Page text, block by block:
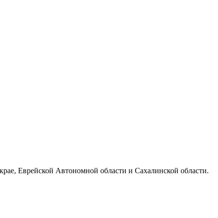
Еврейской Автономной области и Сахалинской области.